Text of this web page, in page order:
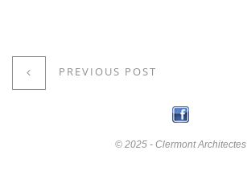
PREVIOUS POST
© 2025 - Clermont Architectes